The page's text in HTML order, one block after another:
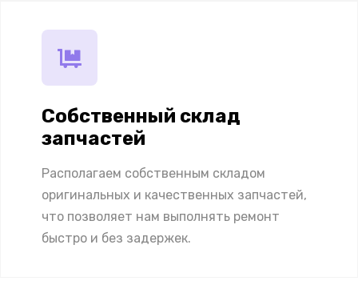
Собственный склад
запчастей
Располагаем собственным складом
оригинальных и качественных запчастей,
что позволяет нам выполнять ремонт
быстро и без задержек.